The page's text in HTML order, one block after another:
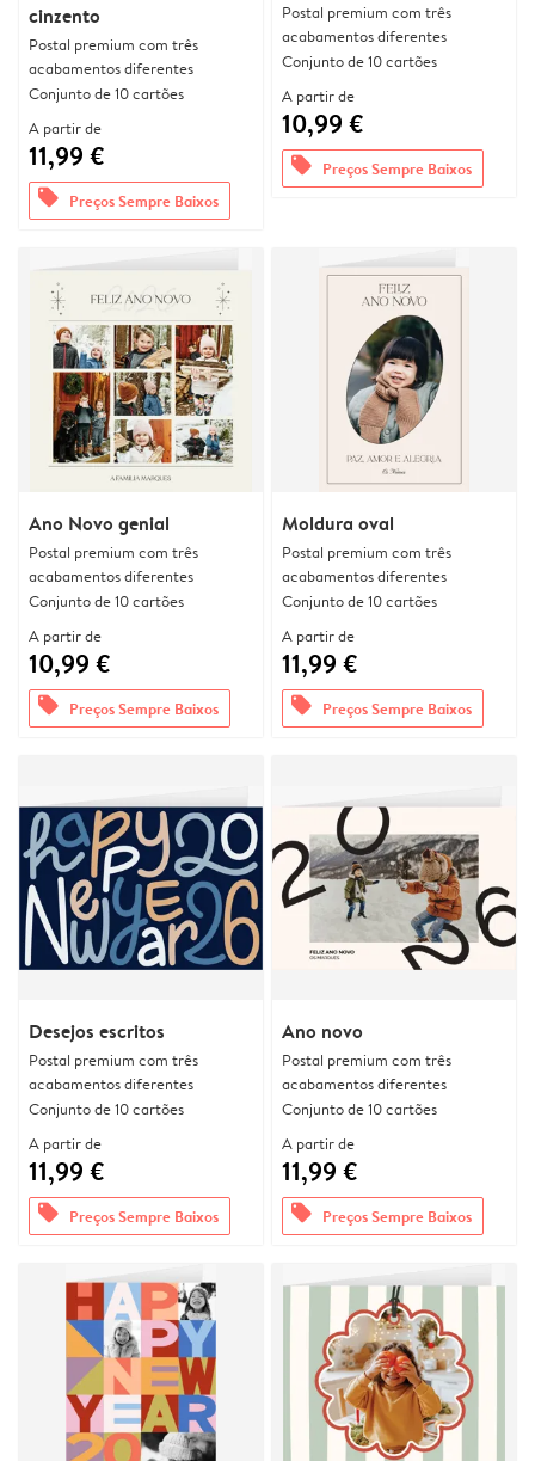
cinzento
Postal premium com três
acabamentos diferentes
Conjunto de 10 cartões
A partir de
11,99 €
offers Preços Sempre Baixos
Postal premium com três
acabamentos diferentes
Conjunto de 10 cartões
A partir de
10,99 €
offers Preços Sempre Baixos
Ano Novo genial
Postal premium com três
acabamentos diferentes
Conjunto de 10 cartões
A partir de
10,99 €
offers Preços Sempre Baixos
Moldura oval
Postal premium com três
acabamentos diferentes
Conjunto de 10 cartões
A partir de
11,99 €
offers Preços Sempre Baixos
Desejos escritos
Postal premium com três
acabamentos diferentes
Conjunto de 10 cartões
A partir de
11,99 €
offers Preços Sempre Baixos
Ano novo
Postal premium com três
acabamentos diferentes
Conjunto de 10 cartões
A partir de
11,99 €
offers Preços Sempre Baixos